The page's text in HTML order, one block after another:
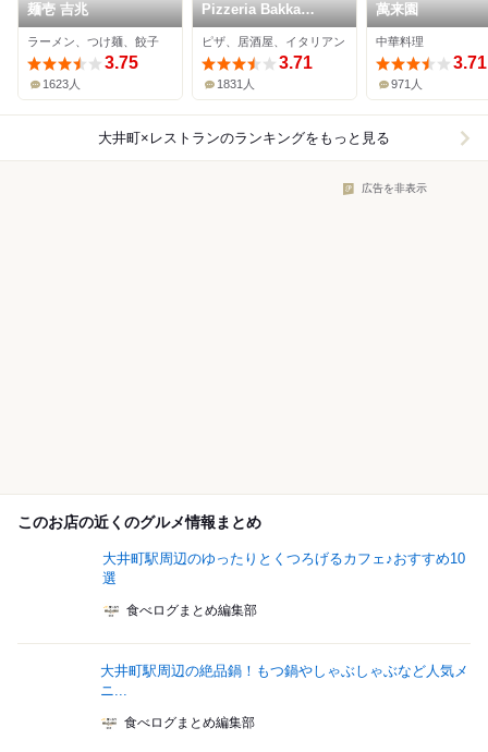
麺壱 吉兆
ラーメン、つけ麺、餃子
3.75
1623人
Pizzeria Bakka
M'unica
ピザ、居酒屋、イタリアン
3.71
1831人
萬来園
中華料理
3.71
971人
大井町×レストランのランキングをもっと見る
広告を非表示
このお店の近くのグルメ情報まとめ
大井町駅周辺のゆったりとくつろげるカフェ♪おすすめ10
選
食べログまとめ編集部
大井町駅周辺の絶品鍋！もつ鍋やしゃぶしゃぶなど人気メ
ニ...
食べログまとめ編集部